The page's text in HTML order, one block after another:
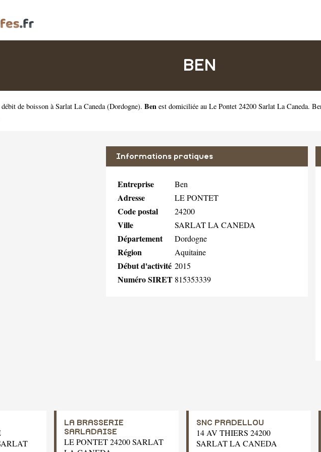
BEN
débit de boisson à Sarlat La Caneda(Dordogne). Ben est domiciliée au Le Pontet 24200 Sarlat La Caneda.
Informations pratiques
Entreprise Ben
Adresse LE PONTET
Code postal 24200
Ville SARLAT LA CANEDA
Département Dordogne
Région Aquitaine
Début d'activité 2015
Numéro SIRET 815353339
LA BRASSERIE
SARLADAISE
LE PONTET 24200 SARLAT
SNC PRADELLOU
14 AV THIERS 24200
SARLAT LA CANEDA